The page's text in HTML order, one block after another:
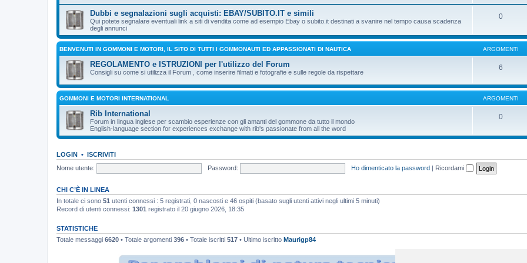
Dubbi e segnalazioni sugli acquisti: EBAY/SUBITO.IT e simili
Qui potete segnalare eventuali link a siti di vendita come ad esempio Ebay o subito.it destinati a svanire nel tempo causa scadenza
degli annunci
0
BENVENUTI IN GOMMONI E MOTORI, IL SITO DI TUTTI I GOMMONAUTI ED APPASSIONATI DI NAUTICA ARGOMENTI
REGOLAMENTO e ISTRUZIONI per l'utilizzo del Forum
Consigli su come si utilizza il Forum , come inserire filmati e fotografie e sulle regole da rispettare
6
GOMMONI E MOTORI INTERNATIONAL ARGOMENTI
Rib International
Forum in lingua inglese per scambio esperienze con gli amanti del gommone da tutto il mondo
English-language section for experiences exchange with rib's passionate from all the word
0
LOGIN • ISCRIVITI
Nome utente:
Password: Ho dimenticato la password | Ricordami
CHI C’È IN LINEA
In totale ci sono 51 utenti connessi : 5 registrati, 0 nascosti e 46 ospiti (basato sugli utenti attivi negli ultimi 5 minuti)
Record di utenti connessi: 1301 registrato il 20 giugno 2026, 18:35
STATISTICHE
Totale messaggi 6620 • Totale argomenti 396 • Totale iscritti 517 • Ultimo iscritto Maurigp84